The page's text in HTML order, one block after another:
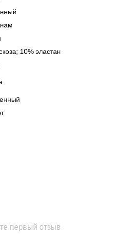
10% эластан
первый отзыв